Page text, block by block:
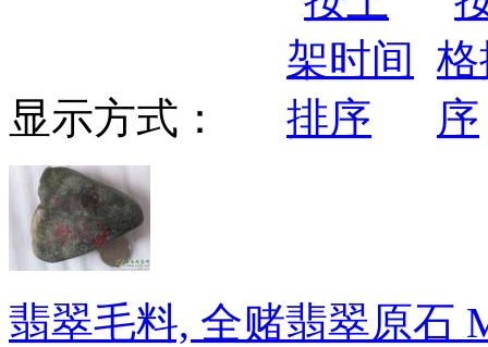
显示方式：
翡翠毛料, 全赌翡翠原石